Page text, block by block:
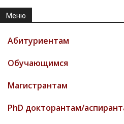
Меню
Абитуриентам
Обучающимся
Магистрантам
PhD докторантам/